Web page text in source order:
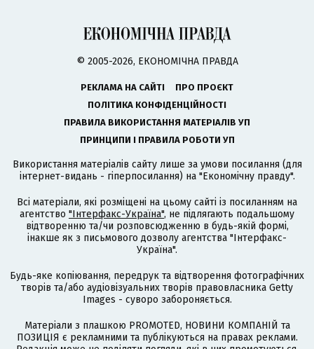
© 2005-2026, ЕКОНОМІЧНА ПРАВДА
РЕКЛАМА НА САЙТІ
ПРО ПРОЄКТ
ПОЛІТИКА КОНФІДЕНЦІЙНОСТІ
ПРАВИЛА ВИКОРИСТАННЯ МАТЕРІАЛІВ УП
ПРИНЦИПИ І ПРАВИЛА РОБОТИ УП
Використання матеріалів сайту лише за умови посилання (для
інтернет-видань - гіперпосилання) на "Економічну правду".
Всі матеріали, які розміщені на цьому сайті із посиланням на
агентство "Інтерфакс-Україна", не підлягають подальшому
відтворенню та/чи розповсюдженню в будь-якій формі,
інакше як з письмового дозволу агентства "Інтерфакс-
Україна".
Будь-яке копіювання, передрук та відтворення фотографічних
творів та/або аудіовізуальних творів правовласника Getty
Images - суворо забороняється.
Матеріали з плашкою PROMOTED, НОВИНИ КОМПАНІЙ та
ПОЗИЦІЯ є рекламними та публікуються на правах реклами.